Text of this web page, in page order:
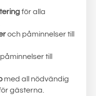
för alla
och påminnelser till
till
med all nödvändig
gästerna.